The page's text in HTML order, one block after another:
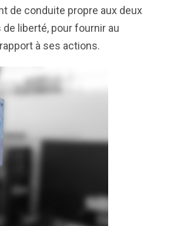
de conduite propre aux deux
liberté, pour fournir au
à ses actions.